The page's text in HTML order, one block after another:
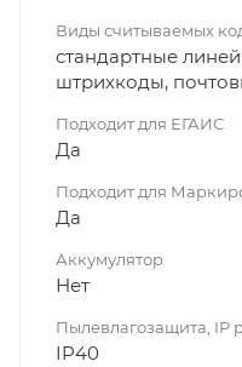
Виды считываемых
стандартные
штрихкоды,
Подходит для ЕГАИС
Да
Подходит для
Да
Аккумулятор
Нет
Пылевлагозащита, IP
IP40